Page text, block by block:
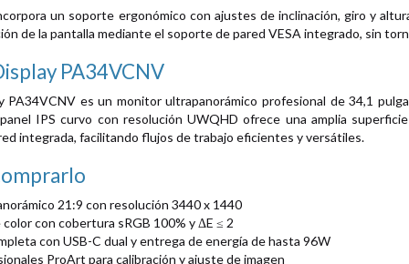
un soporte ergonómico con ajustes de inclinación, giro y
de la pantalla mediante el soporte de pared VESA integrado, sin
PA34VCNV
PA34VCNV es un monitor ultrapanorámico profesional de 34,1
IPS curvo con resolución UWQHD ofrece una amplia
integrada, facilitando flujos de trabajo eficientes y versátiles.
21:9 con resolución 3440 x 1440
con cobertura sRGB 100% y ΔE ≤ 2
con USB-C dual y entrega de energía de hasta 96W
ProArt para calibración y ajuste de imagen